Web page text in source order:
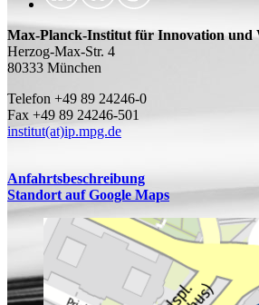
Max-Planck-Institut für Innovation und
Herzog-Max-Str. 4
80333 München
Telefon +49 89 24246-0
Fax +49 89 24246-501
institut(at)ip.mpg.de
Anfahrtsbeschreibung
Standort auf Google Maps